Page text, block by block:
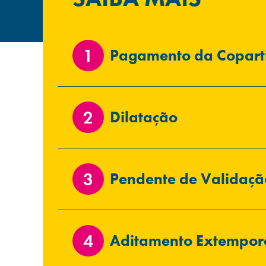
Pagamento da
Dilatação
Pendente de
Aditamento